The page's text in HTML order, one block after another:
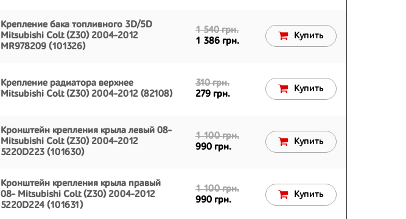
Крепление бака топливного 3D/5D
Mitsubishi Colt (Z30) 2004-2012
MR978209 (101326)
1 540 грн.
1 386 грн.
Купить
Крепление радиатора верхнее
Mitsubishi Colt (Z30) 2004-2012 (82108)
310 грн.
279 грн.
Купить
Кронштейн крепления крыла левый 08-
Mitsubishi Colt (Z30) 2004-2012
5220D223 (101630)
1 100 грн.
990 грн.
Купить
Кронштейн крепления крыла правый
08- Mitsubishi Colt (Z30) 2004-2012
5220D224 (101631)
1 100 грн.
990 грн.
Купить